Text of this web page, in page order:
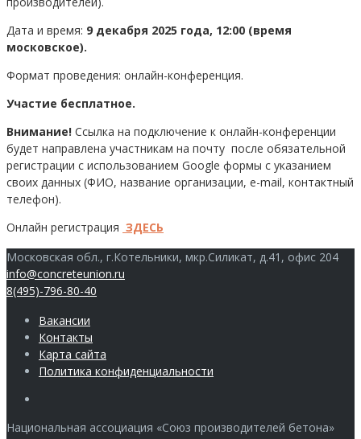
Дата и время: 9 декабря 2025 года, 12:00 (время
московское).
Формат проведения: онлайн-конференция.
Участие бесплатное.
Внимание! Ссылка на подключение к онлайн-конференции
будет направлена участникам на почту после обязательной
регистрации с использованием Google формы с указанием
своих данных (ФИО, название организации, e-mail, контактный
телефон).
Онлайн регистрация ЗДЕСЬ
Московская обл., г.Котельники, мкр.Силикат, д.41, офис 204
info@concreteunion.ru
8(495)-796-80-40
Вакансии
Контакты
Карта сайта
Политика конфиденциальности
Национальная ассоциация «Союз производителей бетона»